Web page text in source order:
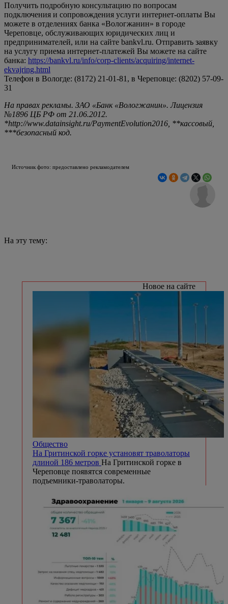
Получить подробную консультацию по вопросам
подключения и сопровождения услуги интернет-оплаты Вы
можете в отделениях банка «Вологжанин» в городе
Череповце, обслуживающих юридических лиц и
предпринимателей, или на сайте bankvl.ru. Отправить заявку
на услугу приема интернет-платежей Вы можете на сайте
банка: https://bankvl.ru/info/corp-clients/acquiring/internet-
ekvajring.html
Телефон в Вологде: (8172) 21-01-81, в Череповце: (8202) 57-09-
31
На правах рекламы. ЗАО «Банк «Вологжанин». Лицензия
№1896 ЦБ РФ от 21.06.2012.
*http://www.datainsight.ru/PaymentEvolution2016, **кассовый,
***безопасный код.
Источник фото: предоставлено рекламодателем
На эту тему:
Новое на сайте
Общество
На Гритинской горке установят траволаторы
длиной 186 метров На Гритинской горке в
Череповце появятся современные
подъемники-траволаторы.